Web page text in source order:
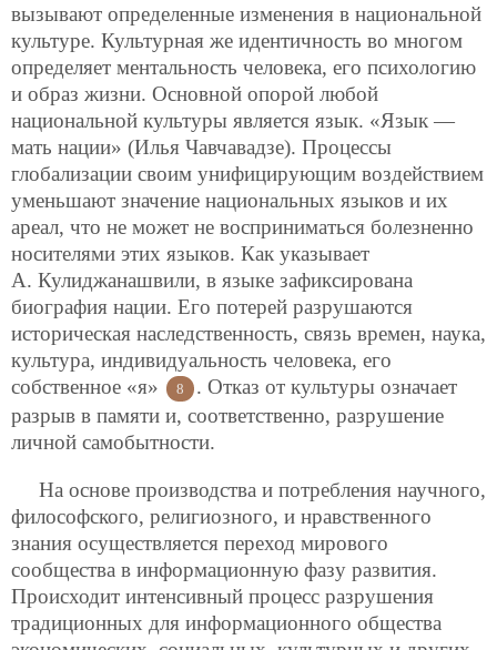
вызывают определенные изменения в национальной
культуре. Культурная же идентичность во многом
определяет ментальность человека, его психологию
и образ жизни. Основной опорой любой
национальной культуры является язык. «Язык —
мать нации» (Илья Чавчавадзе). Процессы
глобализации своим унифицирующим воздействием
уменьшают значение национальных языков и их
ареал, что не может не восприниматься болезненно
носителями этих языков. Как указывает
А. Кулиджанашвили, в языке зафиксирована
биография нации. Его потерей разрушаются
историческая наследственность, связь времен, наука,
культура, индивидуальность человека, его
собственное «я»
8
. Отказ от культуры означает
разрыв в памяти и, соответственно, разрушение
личной самобытности.
На основе производства и потребления научного,
философского, религиозного, и нравственного
знания осуществляется переход мирового
сообщества в информационную фазу развития.
Происходит интенсивный процесс разрушения
традиционных для информационного общества